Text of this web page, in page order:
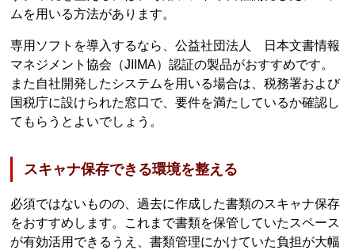
ムを用いる方法があります。
専用ソフトを導入するなら、公益社団法人 日本文書情報
マネジメント協会（JIIMA）認証の製品がおすすめです。
また自社開発したシステムを用いる場合は、税務署および
国税庁に設けられた窓口で、要件を満たしているか確認し
てもらうとよいでしょう。
スキャナ保存できる環境を整える
必須ではないものの、過去に作成した書類のスキャナ保存
をおすすめします。これまで書類を保管していたスペース
が有効活用できるうえ、書類管理にかけていた負担が大幅